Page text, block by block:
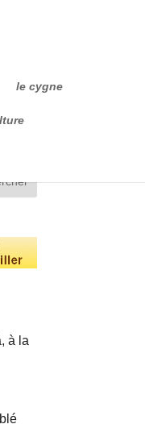
le cygne
à la